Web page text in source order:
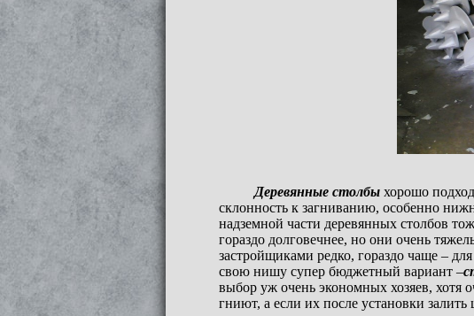
Деревянные столбы хорошо
склонность к загниванию, особенно
надземной части деревянных столбов
гораздо долговечнее, но они очень
застройщиками редко, гораздо чаще –
свою нишу супер бюджетный вариант –
выбор уж очень экономных хозяев, хотя
гниют, а если их после установки